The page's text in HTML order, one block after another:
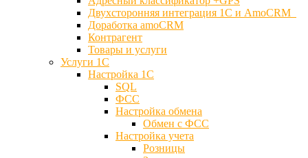
Двухсторонняя интеграция 1С и AmoCRM
Доработка amoCRM
Контрагент
Товары и услуги
Услуги 1С
Настройка 1С
SQL
ФСС
Настройка обмена
Обмен с ФСС
Настройка учета
Розницы